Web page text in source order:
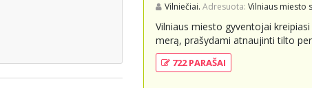
Vilniečiai. Adresuota: Vilniaus miesto
Vilniaus miesto gyventojai
merą, prašydami atnaujinti tilto
jungiančio Balsių ir Valakampių
įtraukti jį į miesto strateginius
722 PARAŠAI